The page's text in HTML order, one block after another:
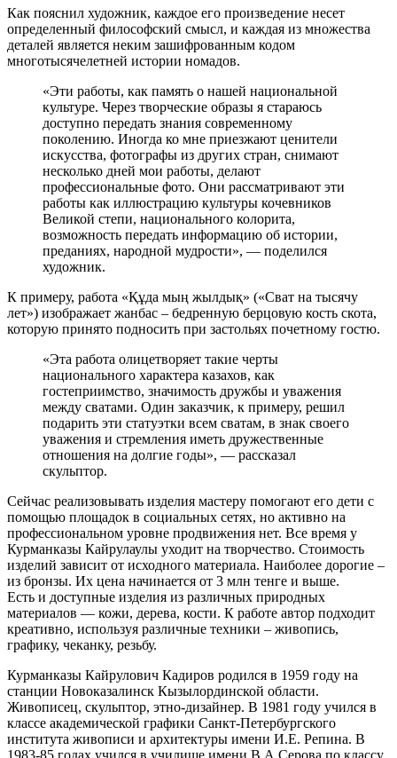
Как пояснил художник, каждое его произведение несет
определенный философский смысл, и каждая из множества
деталей является неким зашифрованным кодом
многотысячелетней истории номадов.
«Эти работы, как память о нашей национальной
культуре. Через творческие образы я стараюсь
доступно передать знания современному
поколению. Иногда ко мне приезжают ценители
искусства, фотографы из других стран, снимают
несколько дней мои работы, делают
профессиональные фото. Они рассматривают эти
работы как иллюстрацию культуры кочевников
Великой степи, национального колорита,
возможность передать информацию об истории,
преданиях, народной мудрости», — поделился
художник.
К примеру, работа «Құда мың жылдық» («Сват на тысячу
лет») изображает жанбас – бедренную берцовую кость скота,
которую принято подносить при застольях почетному гостю.
«Эта работа олицетворяет такие черты
национального характера казахов, как
гостеприимство, значимость дружбы и уважения
между сватами. Один заказчик, к примеру, решил
подарить эти статуэтки всем сватам, в знак своего
уважения и стремления иметь дружественные
отношения на долгие годы», — рассказал
скульптор.
Сейчас реализовывать изделия мастеру помогают его дети с
помощью площадок в социальных сетях, но активно на
профессиональном уровне продвижения нет. Все время у
Курманказы Кайрулаулы уходит на творчество. Стоимость
изделий зависит от исходного материала. Наиболее дорогие –
из бронзы. Их цена начинается от 3 млн тенге и выше.
Есть и доступные изделия из различных природных
материалов — кожи, дерева, кости. К работе автор подходит
креативно, используя различные техники – живопись,
графику, чеканку, резьбу.
Курманказы Кайрулович Кадиров родился в 1959 году на
станции Новоказалинск Кызылординской области.
Живописец, скульптор, этно-дизайнер. В 1981 году учился в
классе академической графики Санкт-Петербургского
института живописи и архитектуры имени И.Е. Репина. В